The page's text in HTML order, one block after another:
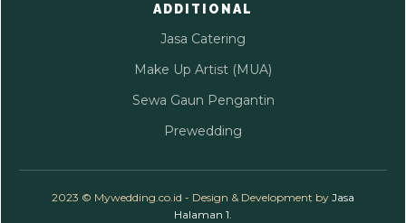
ADDITIONAL
Jasa Catering
Make Up Artist (MUA)
Sewa Gaun Pengantin
Prewedding
2023 © Mywedding.co.id - Design & Development by Jasa
Halaman 1